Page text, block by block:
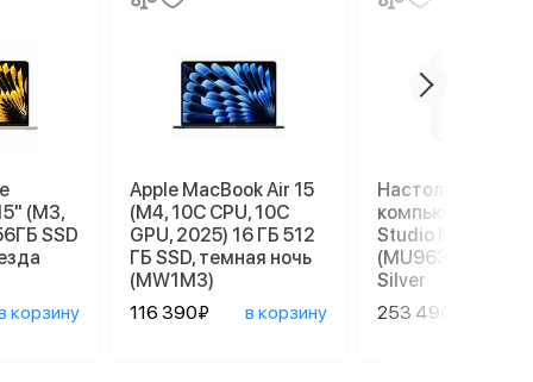
(M3,
SSD
корзину
Apple MacBook Air 15
(M4, 10C CPU, 10C
GPU, 2025) 16 ГБ 512
ГБ SSD, темная ночь
(MW1M3)
116 390₽
в корзину
Настольный
компьютер
Studio M4 Max
(MU963), 36/512
Silver
253 490₽